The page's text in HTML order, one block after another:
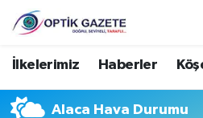
İlkelerimiz Haberler
Alaca Hava Durumu
Nöbetçi Eczaneler
Hava Durumu